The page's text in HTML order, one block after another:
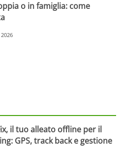
o in famiglia: come
il tuo alleato offline per il
GPS, track back e gestione